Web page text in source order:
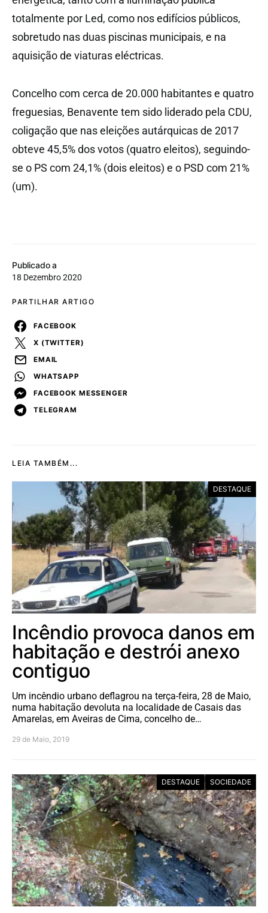
Publicado a
18 Dezembro 2020
PARTILHAR ARTIGO
FACEBOOK
X (TWITTER)
EMAIL
WHATSAPP
FACEBOOK MESSENGER
TELEGRAM
totalmente por Led, como nos edifícios públicos,
sobretudo nas duas piscinas municipais, e na
aquisição de viaturas eléctricas.
Concelho com cerca de 20.000 habitantes e quatro
freguesias, Benavente tem sido liderado pela CDU,
coligação que nas eleições autárquicas de 2017
obteve 45,5% dos votos (quatro eleitos), seguindo-
se o PS com 24,1% (dois eleitos) e o PSD com 21%
(um).
LEIA TAMBÉM...
DESTAQUE
Incêndio provoca danos em
habitação e destrói anexo
contiguo
Um incêndio urbano deflagrou na terça-feira, 28 de Maio,
numa habitação devoluta na localidade de Casais das
Amarelas, em Aveiras de Cima, concelho de…
29 de Maio, 2019
DESTAQUE SOCIEDADE